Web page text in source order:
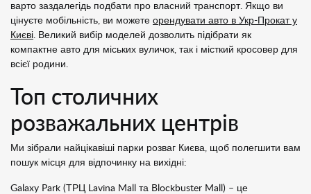
варто заздалегідь подбати про власний транспорт. Якщо ви
цінуєте мобільність, ви можете орендувати авто в Укр-Прокат у
Києві . Великий вибір моделей дозволить підібрати як
компактне авто для міських вуличок, так і місткий кросовер для
всієї родини.
Топ столичних
розважальних центрів
Ми зібрали найцікавіші парки розваг Києва, щоб полегшити вам
пошук місця для відпочинку на вихідні:
Galaxy Park (ТРЦ Lavina Mall та Blockbuster Mall) – це